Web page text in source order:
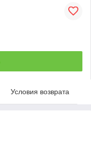
Условия возврата